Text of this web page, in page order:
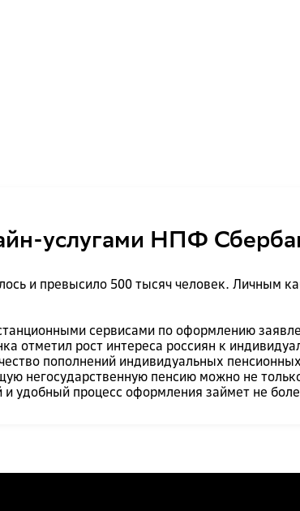
услугами НПФ
и превысило 500 тысяч человек. Личным
сервисами по оформлению
отметил рост интереса россиян к
пополнений индивидуальных
негосударственную пенсию можно не
удобный процесс оформления займет не